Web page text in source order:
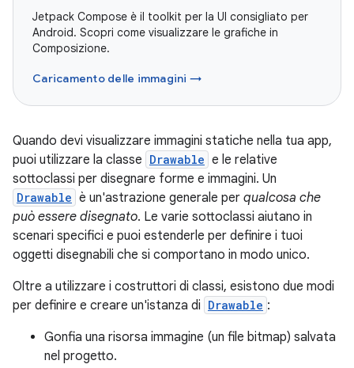
Jetpack Compose è il toolkit per la UI consigliato per
Android. Scopri come visualizzare le grafiche in
Composizione.
Caricamento delle immagini →
Quando devi visualizzare immagini statiche nella tua app,
puoi utilizzare la classe Drawable e le relative
sottoclassi per disegnare forme e immagini. Un
Drawable è un'astrazione generale per qualcosa che
può essere disegnato. Le varie sottoclassi aiutano in
scenari specifici e puoi estenderle per definire i tuoi
oggetti disegnabili che si comportano in modo unico.
Oltre a utilizzare i costruttori di classi, esistono due modi
per definire e creare un'istanza di Drawable :
Gonfia una risorsa immagine (un file bitmap) salvata
nel progetto.